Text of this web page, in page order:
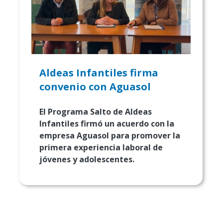
Aldeas Infantiles firma
convenio con Aguasol
El Programa Salto de Aldeas
Infantiles firmó un acuerdo con la
empresa Aguasol para promover la
primera experiencia laboral de
jóvenes y adolescentes.